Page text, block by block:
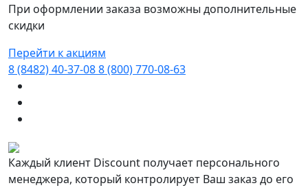
При оформлении заказа возможны дополнительные
скидки
Перейти к акциям
8 (8482) 40-37-088 (800) 770-08-63
Каждый клиент Discount получает персонального
менеджера, который контролирует Ваш заказ до его